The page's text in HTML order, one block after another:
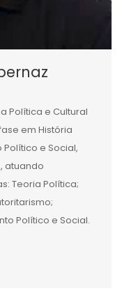
Política e Cultural
em História
e Social,
atuando
Teoria Política;
Político e Social.